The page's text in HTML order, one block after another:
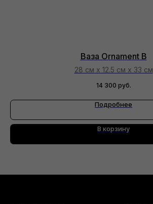
Ваза Ornament B
28 см х 12.5 см х 33 см
14 300 руб.
Подробнее
В корзину